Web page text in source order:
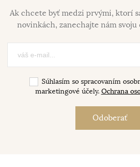
Ak chcete byť medzi prvými, ktorí
novinkách, zanechajte nám
Súhlasím so spracovaním
marketingové účely. Ochrana